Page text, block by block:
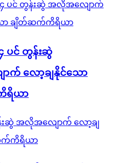
၄ ပင် တွန်းဆွဲ
က် လော့ချနိုင်သော
ရိယာ